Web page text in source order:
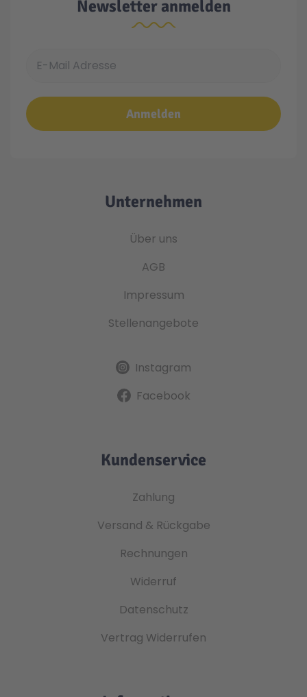
Newsletter anmelden
Anmelden
Unternehmen
Über uns
AGB
Impressum
Stellenangebote
Instagram
Facebook
Kundenservice
Zahlung
Versand & Rückgabe
Rechnungen
Widerruf
Datenschutz
Vertrag Widerrufen